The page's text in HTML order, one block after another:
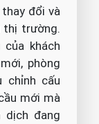
đổi và
thị trường.
khách
phòng
chỉnh cấu
mới mà
dịch đang